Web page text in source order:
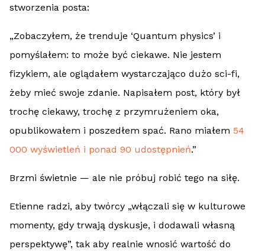
stworzenia posta:
„Zobaczyłem, że trenduje ‘Quantum physics’ i
pomyślałem: to może być ciekawe. Nie jestem
fizykiem, ale oglądałem wystarczająco dużo sci-fi,
żeby mieć swoje zdanie. Napisałem post, który był
trochę ciekawy, trochę z przymrużeniem oka,
opublikowałem i poszedłem spać. Rano miałem 54
000 wyświetleń i ponad 90 udostępnień.”
Brzmi świetnie — ale nie próbuj robić tego na siłę.
Etienne radzi, aby twórcy „włączali się w kulturowe
momenty, gdy trwają dyskusje, i dodawali własną
perspektywę”, tak aby realnie wnosić wartość do